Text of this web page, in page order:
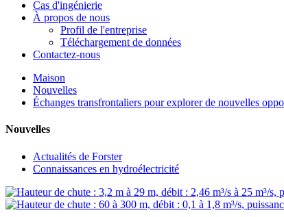
Cas d'ingénierie
À propos de nous
Profil de l'entreprise
Téléchargement de données
Contactez-nous
Maison
Nouvelles
Échanges transfrontaliers pour explorer de nouvelles
Nouvelles
Actualités de Forster
Connaissances en hydroélectricité